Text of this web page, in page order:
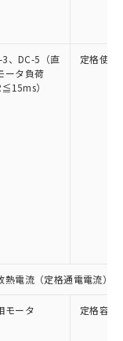
3、DC-5（直
ータ負荷
）
定格使用
熱電流（定格通電電流）
モータ 定格容量